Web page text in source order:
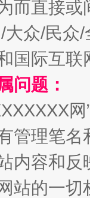
而直接
大众/民
国际互
问题：
管理笔
内容和
站的一